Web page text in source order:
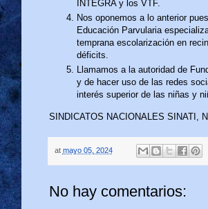
INTEGRA y los VTF.
Nos oponemos a lo anterior
Educación Parvularia
temprana escolarización en
déficits.
Llamamos a la autoridad de
y de hacer uso de las redes
interés superior de las niñas y
SINDICATOS NACIONALES SINATI,
at mayo 05, 2024
No hay comentarios: